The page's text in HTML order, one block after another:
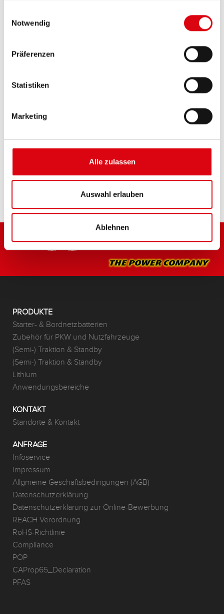
Notwendig
Präferenzen
Statistiken
Marketing
Alle zulassen
Auswahl erlauben
Ablehnen
EFB 650 17
Die besten und leistungsfähigsten Banner
Vorgaben führender europäischer KFZ-Hersteller.
Originalqualität zum Nachrüsten.
PRODUKTE
Starter- & Bordnetzbatterien
Zubehör für PKW und Nutzfahrzeuge
(Semi-) Traktion & Standby
(Semi-) Traktion & Standby
Lithium
Anwendungsbereiche
KONTAKT
Standorte & Kontakt
ANFRAGE
Infoservice
Impressum
Allgmeine Geschäftsbedingungen (AGB)
Datenschutzerklärung
Datenschutzerklärung zur Online-Bewerbung
REACH Verordnung
RoHS-Richtlinie
Compliance
POP
CAProp65_Declaration
PFAS